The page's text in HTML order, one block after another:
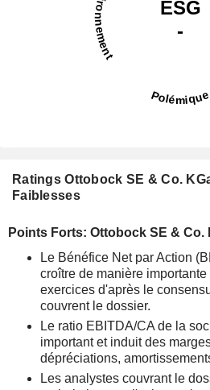
Ratings Ottobock SE & Co.
Faiblesses
Points Forts: Ottobock SE & Co.
Le Bénéfice Net par Action
croître de manière
exercices d'après le
couvrent le dossier.
Le ratio EBITDA/CA de la
important et induit des
dépréciations,
Les analystes couvrant le